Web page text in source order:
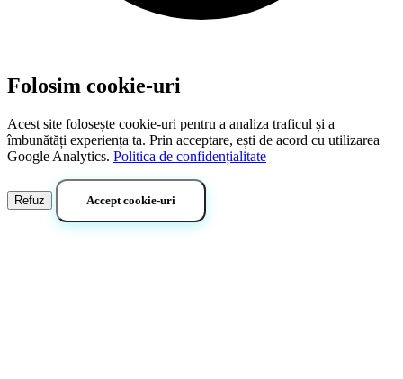
Folosim cookie-uri
Acest site folosește cookie-uri pentru a analiza traficul și a
îmbunătăți experiența ta. Prin acceptare, ești de acord cu utilizarea
Google Analytics. Politica de confidențialitate
Refuz Accept cookie-uri